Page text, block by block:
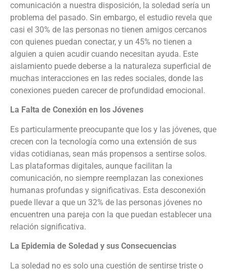
comunicación a nuestra disposición, la soledad sería un
problema del pasado. Sin embargo, el estudio revela que
casi el 30% de las personas no tienen amigos cercanos
con quienes puedan conectar, y un 45% no tienen a
alguien a quien acudir cuando necesitan ayuda. Este
aislamiento puede deberse a la naturaleza superficial de
muchas interacciones en las redes sociales, donde las
conexiones pueden carecer de profundidad emocional.
La Falta de Conexión en los Jóvenes
Es particularmente preocupante que los y las jóvenes, que
crecen con la tecnología como una extensión de sus
vidas cotidianas, sean más propensos a sentirse solos.
Las plataformas digitales, aunque facilitan la
comunicación, no siempre reemplazan las conexiones
humanas profundas y significativas. Esta desconexión
puede llevar a que un 32% de las personas jóvenes no
encuentren una pareja con la que puedan establecer una
relación significativa.
La Epidemia de Soledad y sus Consecuencias
La soledad no es solo una cuestión de sentirse triste o